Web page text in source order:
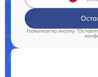
Нажимая на кнопку